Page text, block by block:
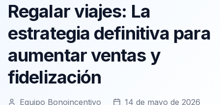
Bono Europa
Regalar viajes: La
estrategia definitiva para
aumentar ventas y
fidelización
Equipo Bonoincentivo 14 de mayo de 2026